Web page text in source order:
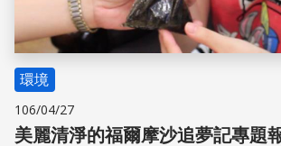
環境
106/04/27
美麗清淨的福爾摩沙追夢記專題